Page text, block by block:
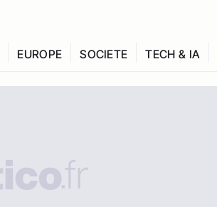
EUROPE SOCIETE TECH & IA